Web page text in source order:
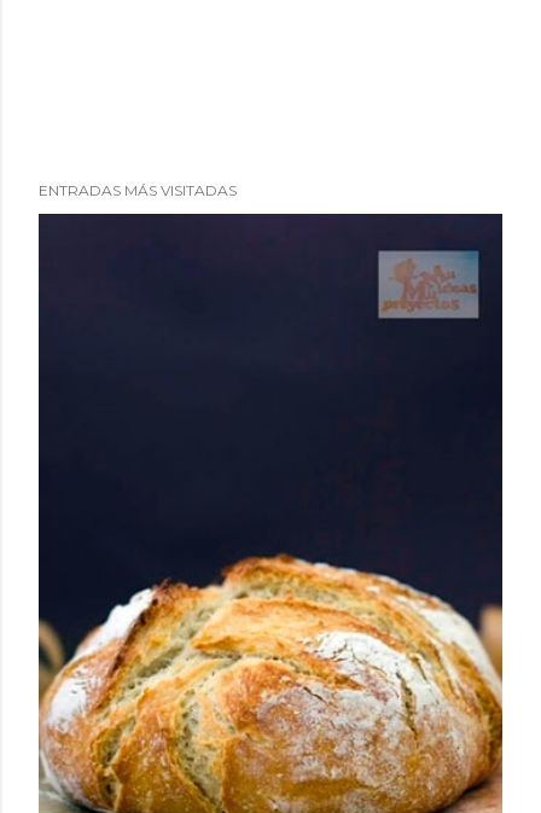
ENTRADAS MÁS VISITADAS